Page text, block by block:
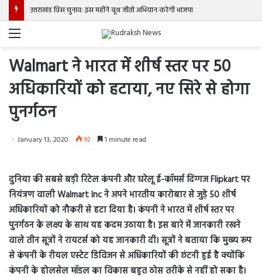
उत्तराखंड विस चुनाव: इस महीने बूथ जीतो अभियान करेगी भाजपा
Menu
Walmart ने भारत में शीर्ष स्तर पर 50
अधिकारियों को हटाया, नए सिरे से होगा
पुनर्गठन
January 13, 2020 92 1 minute read
दुनिया की सबसे बड़ी रिटेल कंपनी और घरेलू ई-कॉमर्स दिग्गज Flipkart पर
नियंत्रण वाली Walmart Inc ने अपने भारतीय कारोबार से जुड़े 50 शीर्ष
अधिकारियों को नौकरी से हटा दिया है। कंपनी ने भारत में शीर्ष स्तर पर
पुनर्गठन के लक्ष्य के साथ यह कदम उठाया है। इस बारे में जानकारी रखने
वाले तीन सूत्रों ने रायटर्स को यह जानकारी दी। सूत्रों ने बताया कि मुख्य रूप
से कंपनी के रीयल एस्टेट डिविजन से अधिकारियों की छंटनी हुई है क्योंकि
कंपनी के होलसेल मॉडल का विकास बहुत ठोस तरीके से नहीं हो सका है।